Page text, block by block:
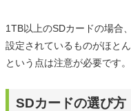
1TB以上のSDカードの場合
設定されているものがほと
という点は注意が必要です。
SDカードの選び方